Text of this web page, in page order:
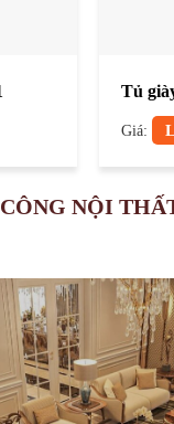
Tủ
Giá:
NỘI